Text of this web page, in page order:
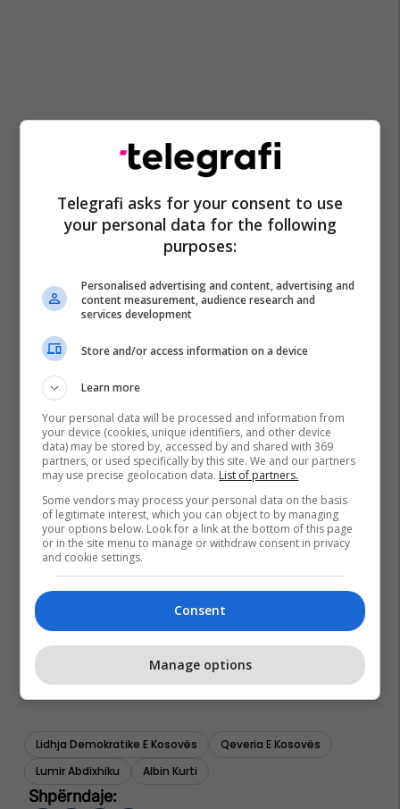
Lidhja Demokratike E Kosovës
Qeveria E Kosovës
Lumir Abdixhiku
Albin Kurti
Telegrafi asks for your consent to use
your personal data for the following
purposes:
Personalised advertising and content, advertising and
content measurement, audience research and
services development
Store and/or access information on a device
Learn more
Your personal data will be processed and information from
your device (cookies, unique identifiers, and other device
data) may be stored by, accessed by and shared with 369
partners, or used specifically by this site. We and our partners
may use precise geolocation data. List of partners.
Some vendors may process your personal data on the basis
of legitimate interest, which you can object to by managing
your options below. Look for a link at the bottom of this page
or in the site menu to manage or withdraw consent in privacy
and cookie settings.
Consent
Manage options